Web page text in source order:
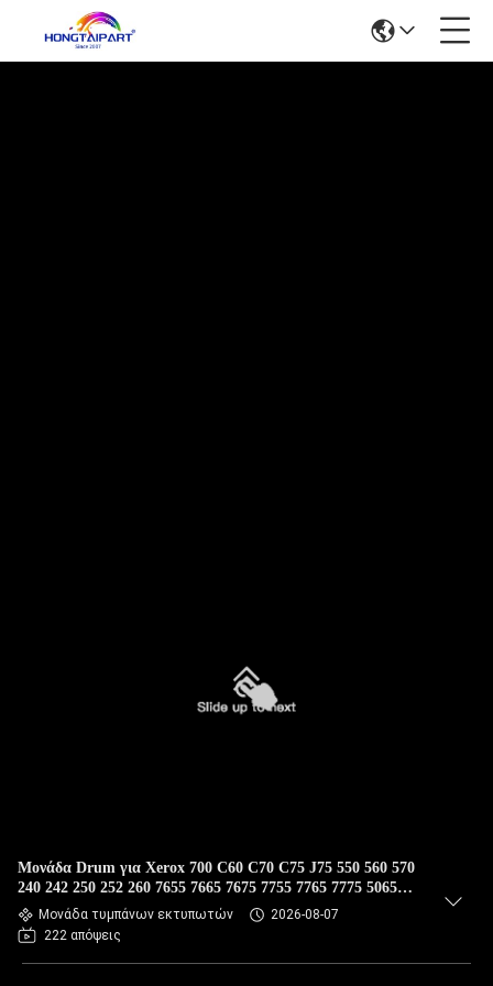
Μονάδα Drum για Xerox 700 C60 C70 C75 J75 550 560 570
240 242 250 252 260 7655 7665 7675 7755 7765 7775 5065
6075 C5400 C5500 C5540 C6500 Color Copier Drums
Μονάδα τυμπάνων εκτυπωτών
2026-08-07
222 απόψεις